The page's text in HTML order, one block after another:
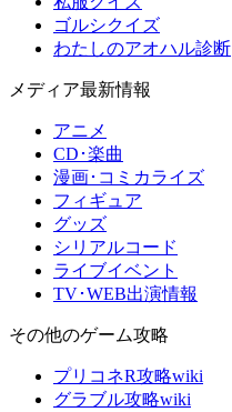
ゴルシクイズ
わたしのアオハル診断
メディア最新情報
アニメ
CD･楽曲
漫画･コミカライズ
フィギュア
グッズ
シリアルコード
ライブイベント
TV･WEB出演情報
その他のゲーム攻略
プリコネR攻略wiki
グラブル攻略wiki